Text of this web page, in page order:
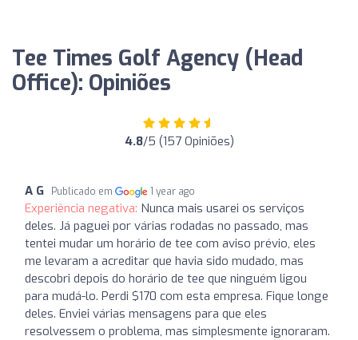
Tee Times Golf Agency (Head
Office): Opiniões
4.8/5 (157 Opiniões)
A G Publicado em 1 year ago
Experiência negativa: Nunca mais usarei os serviços
deles. Já paguei por várias rodadas no passado, mas
tentei mudar um horário de tee com aviso prévio, eles
me levaram a acreditar que havia sido mudado, mas
descobri depois do horário de tee que ninguém ligou
para mudá-lo. Perdi $170 com esta empresa. Fique longe
deles. Enviei várias mensagens para que eles
resolvessem o problema, mas simplesmente ignoraram.